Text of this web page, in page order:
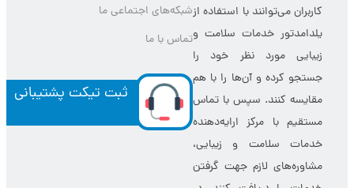
یلدامدتور در حال حاضر تنها
وب‌سایت داخلی است که
تصمیم دارد به آرشیو خدمات
سلامت و زیبایی ایران با
رویکرد گردشگری تبدیل شود.
کاربران می‌توانند با استفاده از
یلدامدتور خدمات سلامت و
زیبایی مورد نظر خود را
راهنما و قوانین
درباره ما
شبکه‌های اجتماعی ما